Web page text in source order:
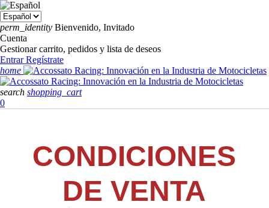
perm_identity Bienvenido, Invitado
Cuenta
Gestionar carrito, pedidos y lista de deseos
EntrarRegístrate
home
search shopping_cart
0
CONDICIONES
DE VENTA